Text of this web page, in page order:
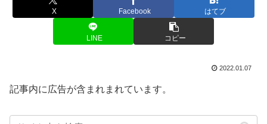
X Facebook はてブ
LINE コピー
2022.01.07
記事内に広告が含まれまれています。